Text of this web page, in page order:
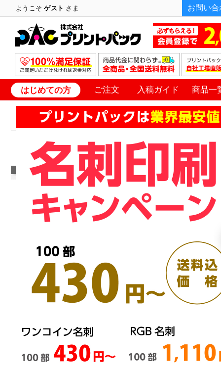
ようこそゲスト さま お問い合
はじめての方 ご注文 入稿ガイド 商品一